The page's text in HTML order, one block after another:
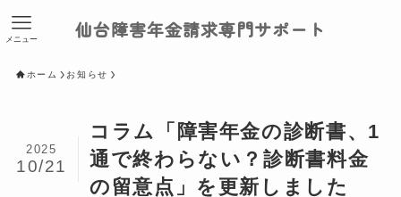
仙台障害年金請求専門サポート
メニュー
ホーム お知らせ
コラム「障害年金の診断書、1
通で終わらない？診断書料金
の留意点」を更新しました
2025
10/21